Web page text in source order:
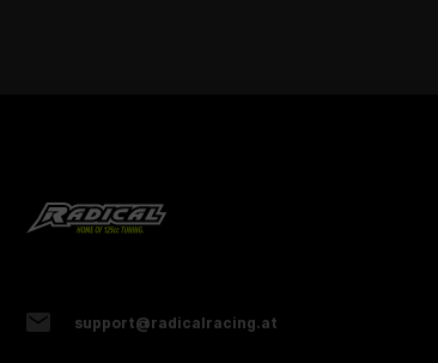
support@radicalracing.at